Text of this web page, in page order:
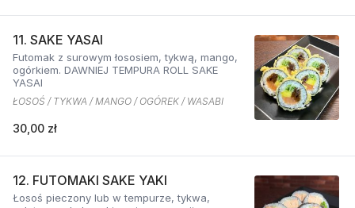
11. SAKE YASAI
Futomak z surowym łososiem, tykwą, mango,
ogórkiem. DAWNIEJ TEMPURA ROLL SAKE
YASAI
ŁOSOŚ / TYKWA / MANGO / OGÓREK / WASABI
30,00 zł
12. FUTOMAKI SAKE YAKI
Łosoś pieczony lub w tempurze, tykwa,